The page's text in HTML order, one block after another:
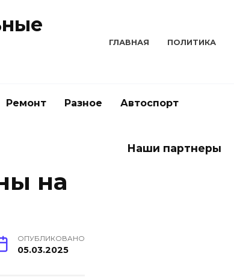
ГЛАВНАЯ ПОЛИТИКА
Ремонт Разное Автоспорт
на
ОПУБЛИКОВАНО
05.03.2025
Наши партнеры